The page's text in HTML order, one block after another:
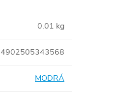
0.01 kg
4902505343568
MODRÁ